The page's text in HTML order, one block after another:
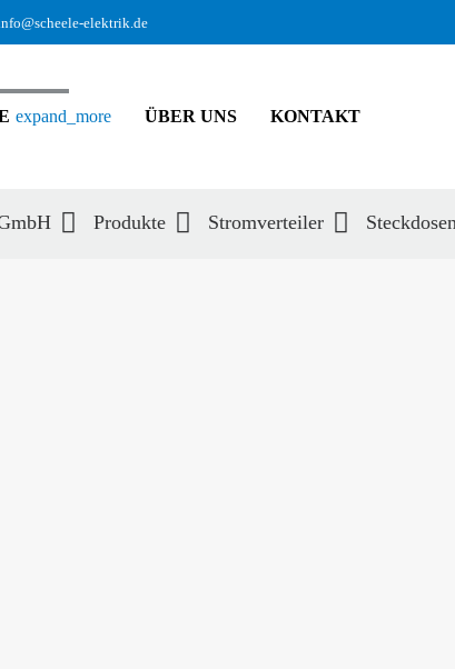
elektrik.de
expand_more ÜBER UNS KONTAKT
Produkte Stromverteiler